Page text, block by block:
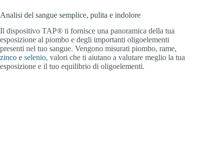
Analisi del sangue semplice, pulita e indolore
Il dispositivo TAP® ti fornisce una panoramica della tua
esposizione al piombo e degli importanti oligoelementi
presenti nel tuo sangue. Vengono misurati piombo, rame,
zinco e selenio, valori che ti aiutano a valutare meglio la tua
esposizione e il tuo equilibrio di oligoelementi.